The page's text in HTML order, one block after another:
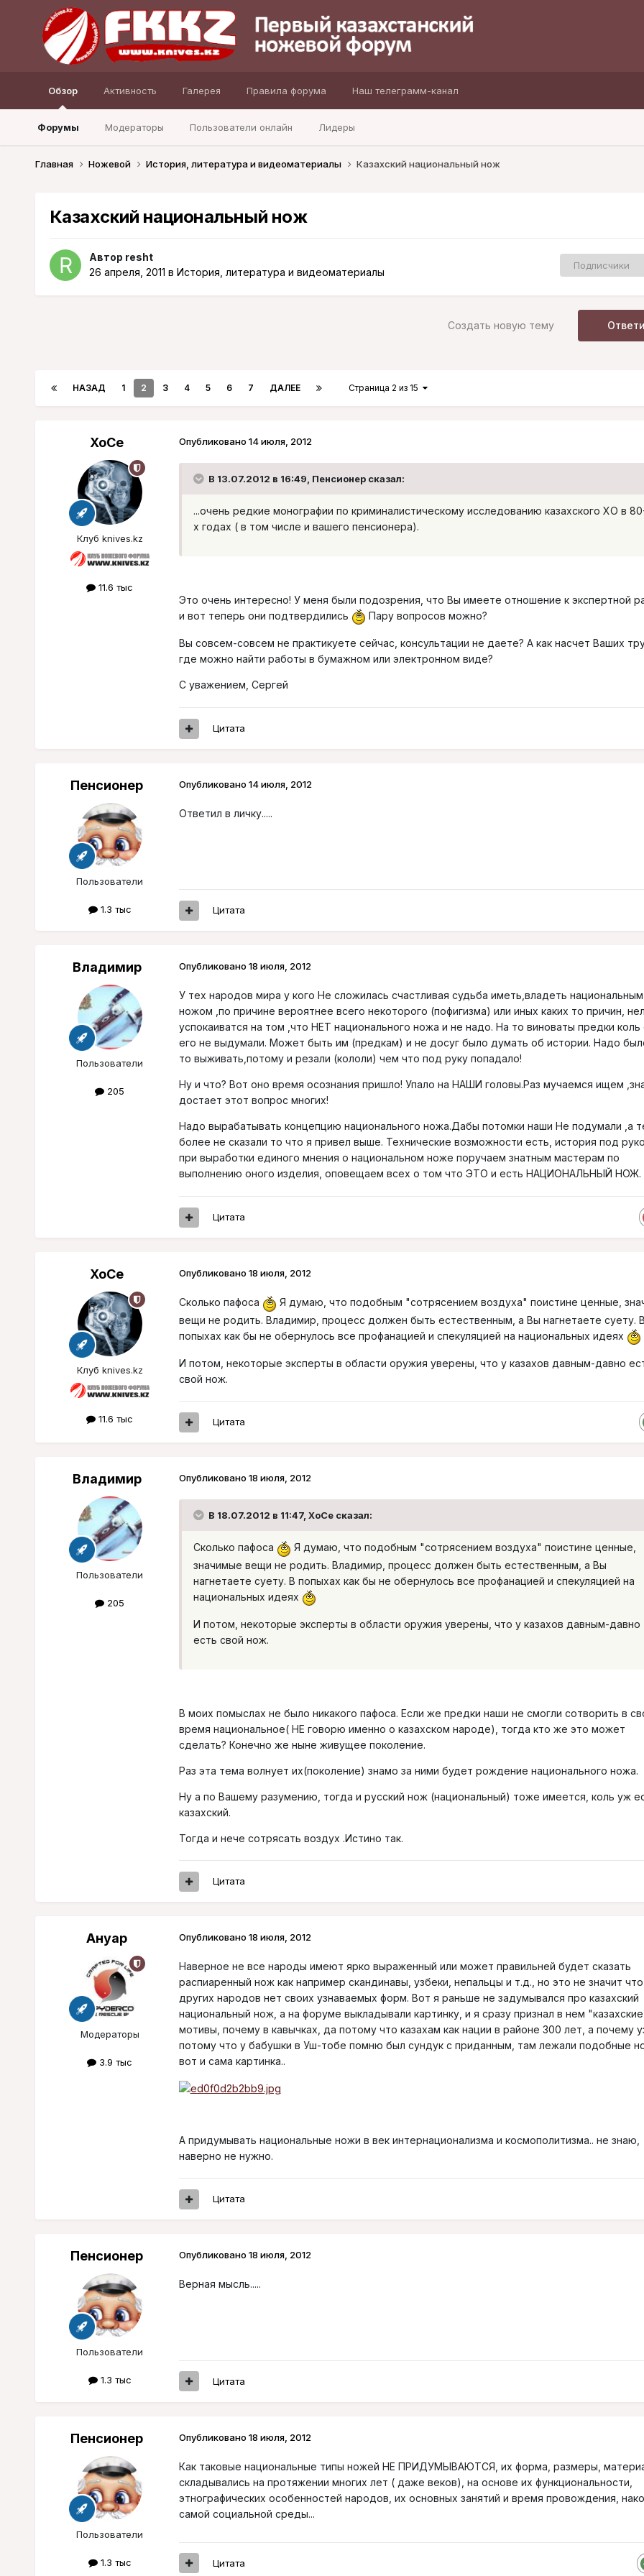
Обзор
Форумы Модераторы Пользователи онлайн Лидеры
Активность Галерея Правила форума Наш телеграмм-канал
Главная Ножевой История, литература и видеоматериалы Казахский национальный нож
Казахский национальный нож
Автор resht
26 апреля, 2011 в История, литература и видеоматериалы
Подписчики
Создать новую тему
НАЗАД 1 2 3 4 5 6 7 ДАЛЕЕ Страница 2 из 15
XoCe
Клуб knives.kz
11.6 тыс
Опубликовано 14 июля, 2012
В 13.07.2012 в 16:49, Пенсионер сказал:
...очень редкие монографии по криминалистическому исследованию казахского ХО в
х годах ( в том числе и вашего пенсионера).
Это очень интересно! У меня были подозрения, что Вы имеете отношение к экспертной
и вот теперь они подтвердились
Пару вопросов можно?
Вы совсем-совсем не практикуете сейчас, консультации не даете? А как насчет Ваших
где можно найти работы в бумажном или электронном виде?
С уважением, Сергей
Цитата
Пенсионер
Пользователи
1.3 тыс
Опубликовано 14 июля, 2012
Ответил в личку.....
Цитата
Владимир
Пользователи
205
Опубликовано 18 июля, 2012
У тех народов мира у кого Не сложилась счастливая судьба иметь,владеть национальным
ножом ,по причине вероятнее всего некоторого (пофигизма) или иных каких то причин,
успокаиватся на том ,что НЕТ национального ножа и не надо. На то виноваты предки коль
его не выдумали. Может быть им (предкам) и не досуг было думать об истории. Надо
то выживать,потому и резали (кололи) чем что под руку попадало!
Ну и что? Вот оно время осознания пришло! Упало на НАШИ головы.Раз мучаемся ищем
достает этот вопрос многих!
Надо вырабатывать концепцию национального ножа.Дабы потомки наши Не подумали ,а
более не сказали то что я привел выше. Технические возможности есть, история под
при выработки единого мнения о национальном ноже поручаем знатным мастерам по
выполнению оного изделия, оповещаем всех о том что ЭТО и есть НАЦИОНАЛЬНЫЙ НОЖ.
Цитата
XoCe
Клуб knives.kz
11.6 тыс
Опубликовано 18 июля, 2012
Сколько пафоса
Я думаю, что подобным "сотрясением воздуха" поистине ценные,
вещи не родить. Владимир, процесс должен быть естественным, а Вы нагнетаете суету. В
попыхах как бы не обернулось все профанацией и спекуляцией на национальных идеях
И потом, некоторые эксперты в области оружия уверены, что у казахов давным-давно
свой нож.
Цитата
Владимир
Пользователи
205
Опубликовано 18 июля, 2012
В 18.07.2012 в 11:47, XoCe сказал:
Сколько пафоса
Я думаю, что подобным "сотрясением воздуха" поистине ценные,
значимые вещи не родить. Владимир, процесс должен быть естественным, а Вы
нагнетаете суету. В попыхах как бы не обернулось все профанацией и спекуляцией на
национальных идеях
И потом, некоторые эксперты в области оружия уверены, что у казахов давным-давно
есть свой нож.
В моих помыслах не было никакого пафоса. Если же предки наши не смогли сотворить в
время национальное( НЕ говорю именно о казахском народе), тогда кто же это может
сделать? Конечно же ныне живущее поколение.
Раз эта тема волнует их(поколение) знамо за ними будет рождение национального ножа.
Ну а по Вашему разумению, тогда и русский нож (национальный) тоже имеется, коль уж
казахский.
Тогда и нече сотрясать воздух .Истино так.
Цитата
Ануар
Модераторы
3.9 тыс
Опубликовано 18 июля, 2012
Наверное не все народы имеют ярко выраженный или может правильней будет сказать
распиаренный нож как например скандинавы, узбеки, непальцы и т.д., но это не значит
других народов нет своих узнаваемых форм. Вот я раньше не задумывался про казахский
национальный нож, а на форуме выкладывали картинку, и я сразу признал в нем
мотивы, почему в кавычках, да потому что казахам как нации в районе 300 лет, а почему
потому что у бабушки в Уш-тобе помню был сундук с приданным, там лежали подобные
вот и сама картинка..
А придумывать национальные ножи в век интернационализма и космополитизма.. не знаю,
наверно не нужно.
Цитата
Пенсионер
Пользователи
1.3 тыс
Опубликовано 18 июля, 2012
Верная мысль.....
Цитата
Пенсионер
Пользователи
1.3 тыс
Опубликовано 18 июля, 2012
Как таковые национальные типы ножей НЕ ПРИДУМЫВАЮТСЯ, их форма, размеры,
складывались на протяжении многих лет ( даже веков), на основе их функциональности,
этнографических особенностей народов, их основных занятий и время провождения,
самой социальной среды...
Цитата